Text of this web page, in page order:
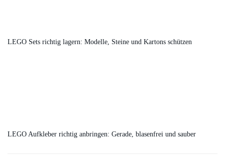
LEGO Sets richtig lagern: Modelle, Steine und Kartons schützen
LEGO Aufkleber richtig anbringen: Gerade, blasenfrei und sauber